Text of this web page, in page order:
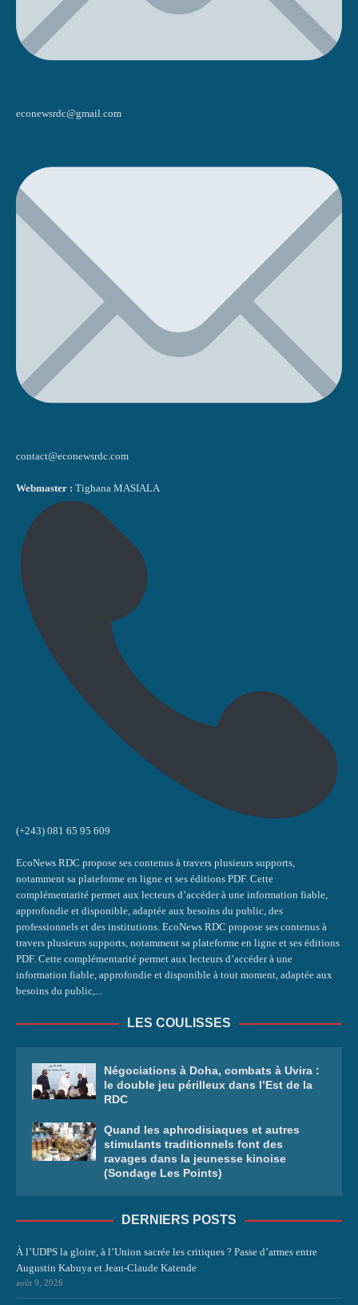
econewsrdc@gmail.com
contact@econewsrdc.com
Webmaster : Tighana MASIALA
(+243) 081 65 95 609
EcoNews RDC propose ses contenus à travers plusieurs supports,
notamment sa plateforme en ligne et ses éditions PDF. Cette
complémentarité permet aux lecteurs d’accéder à une information fiable,
approfondie et disponible, adaptée aux besoins du public, des
professionnels et des institutions. EcoNews RDC propose ses contenus à
travers plusieurs supports, notamment sa plateforme en ligne et ses éditions
PDF. Cette complémentarité permet aux lecteurs d’accéder à une
information fiable, approfondie et disponible à tout moment, adaptée aux
besoins du public,...
LES COULISSES
Négociations à Doha, combats à Uvira :
le double jeu périlleux dans l’Est de la
RDC
Quand les aphrodisiaques et autres
stimulants traditionnels font des
ravages dans la jeunesse kinoise
(Sondage Les Points)
DERNIERS POSTS
À l’UDPS la gloire, à l’Union sacrée les critiques ? Passe d’armes entre
Augustin Kabuya et Jean-Claude Katende
août 9, 2026